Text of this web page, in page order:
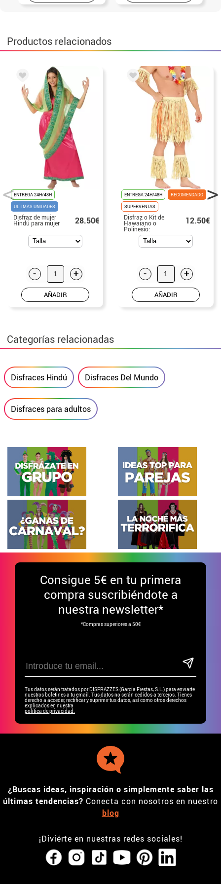
Productos relacionados
ENTREGA 24H/48H
ÚLTIMAS UNIDADES
Disfraz de mujer
Hindú para mujer 28.50€
- +
AÑADIR
ENTREGA 24H/48H
RECOMENDADO
SUPERVENTAS
Disfraz o Kit de
Hawaiano o
Polinesio:
Brazalete, Falda y
Espinilleras
12.50€
- +
AÑADIR
Categorías relacionadas
Disfraces Hindú Disfraces Del Mundo
Disfraces para adultos
Consigue 5€ en tu primera
compra suscribiéndote a
nuestra newsletter*
*Compras superiores a 50€
Tus datos serán tratados por DISFRAZZES (García Fiestas, S.L.) para enviarte
nuestros boletines a tu email. Tus datos no serán cedidos a terceros. Tienes
derecho a acceder, rectificar y suprimir tus datos, así como otros derechos
explicados en nuestra
política de privacidad.
¿Buscas ideas, inspiración o simplemente saber las
últimas tendencias? Conecta con nosotros en nuestro
blog
¡Diviérte en nuestras redes sociales!